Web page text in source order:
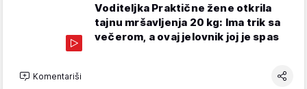
Voditeljka Praktične žene otkrila
tajnu mršavljenja 20 kg: Ima trik sa
večerom, a ovaj jelovnik joj je spas
Komentariši